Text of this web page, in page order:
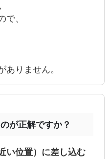
で、
ありません。
が正解ですか？
い位置）に差し込む